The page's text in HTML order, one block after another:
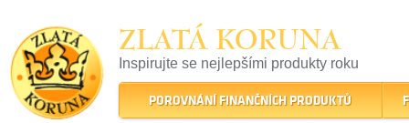
ZLATÁ KORUNA
Inspirujte se nejlepšími produkty roku
22 let tradice a kvality na finančním trhu
POROVNÁNÍ FINANČNÍCH PRODUKTŮ